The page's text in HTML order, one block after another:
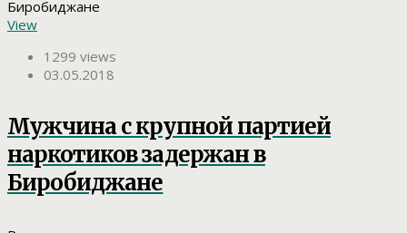
View
1299 views
03.05.2018
Мужчина с крупной партией
наркотиков задержан в
Биробиджане